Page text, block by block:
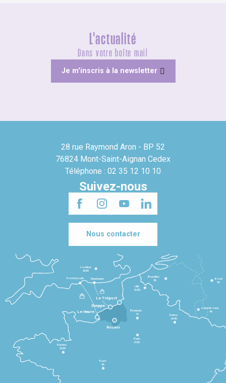
L'actualité
Dans votre boîte mail
Je m'inscris à la newsletter
28 rue Raymond Aron - BP 52
76824 Mont-Saint-Aignan Cedex
Téléphone : 02 35 12 10 10
Suivez-nous
Nous contacter
Le Havre
Dieppe
Le Tréport
Rennes
2h30
Tours
3h
Paris
1h30
Beauvais
1h
Reims
2h45
Lille
2h30
Bruxelles
3h
Londres
3h30
Newhaven
Portsmouth
Bonn
5h
Luxembourg
4h
Rouen